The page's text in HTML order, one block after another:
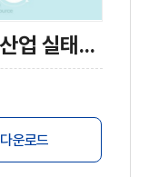
2024년 기준 해양바이오산업 실태조사
다운로드